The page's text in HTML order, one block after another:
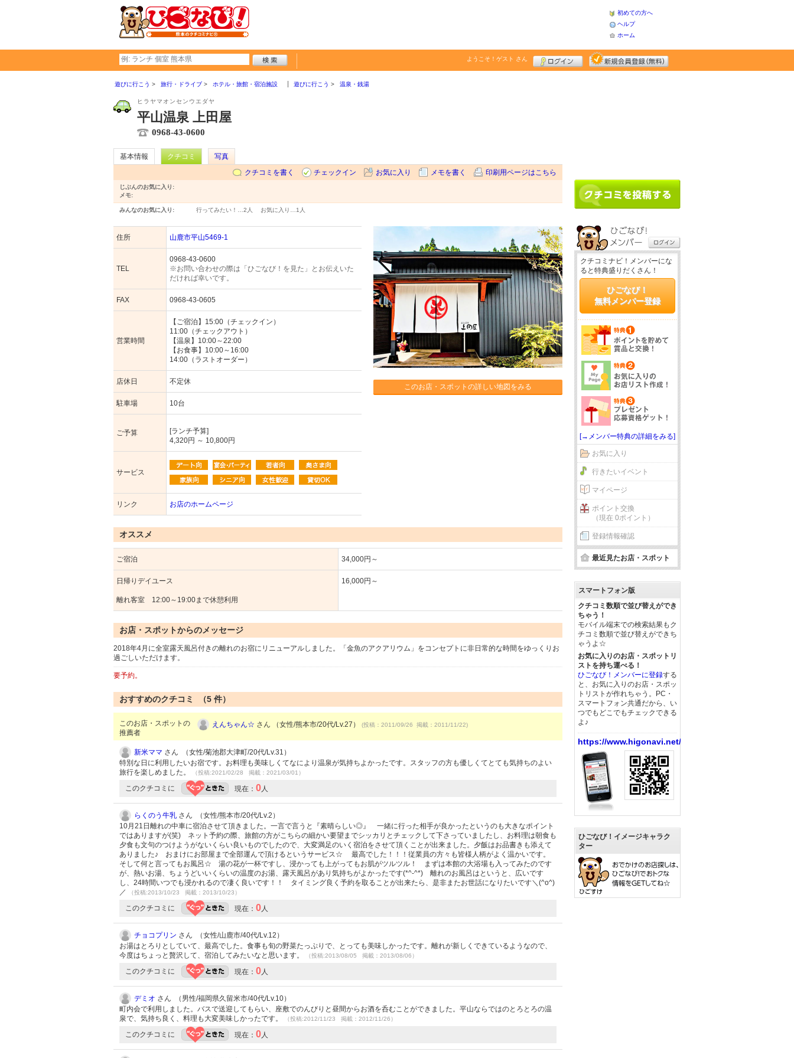
初めての方へ
ヘルプ
ホーム
ようこそ！ ゲスト さん
遊びに行こう 旅行・ドライブ ホテル・旅館・宿泊施設 遊びに行こう 温泉・銭湯
ヒラヤマオンセンウエダヤ
平山温泉 上田屋
0968-43-0600
基本情報 クチコミ
写真
クチコミを書く
チェックイン お気に入り メモを書く 印刷用ページはこちら
じぶんのお気に入り:
メモ:
みんなのお気に入り: 行ってみたい！… 2人 お気に入り… 1人
住所 山鹿市平山5469-1
TEL
0968-43-0600
※お問い合わせの際は「ひごなび！を見た」とお伝えいた
だければ幸いです。
FAX 0968-43-0605
営業時間
【ご宿泊】15:00（チェックイン）
11:00（チェックアウト）
【温泉】10:00～22:00
【お食事】10:00～16:00
14:00（ラストオーダー）
店休日 不定休
駐車場 10台
ご予算
[ランチ予算]
4,320円 ～ 10,800円
サービス
リンク お店のホームページ
このお店・スポットの詳しい地図をみる
オススメ
ご宿泊 34,000円～
日帰りデイユース
離れ客室 12:00～19:00まで休憩利用
16,000円～
お店・スポットからのメッセージ
2018年4月に全室露天風呂付きの離れのお宿にリニューアルしました。「金魚のアクアリウム」をコンセプトに非日常的な時間をゆっくりお
過ごしいただけます。
要予約。
おすすめのクチコミ （5 件）
このお店・スポットの
推薦者
えんちゃん☆ さん （女性/熊本市/20代/Lv.27） (投稿：2011/09/26 掲載：2011/11/22)
新米ママ さん （女性/菊池郡大津町/20代/Lv.31）
特別な日に利用したいお宿です。お料理も美味しくてなにより温泉が気持ちよかったです。スタッフの方も優しくてとても気持ちのよい
旅行を楽しめました。
（投稿:2021/02/28 掲載：2021/03/01）
このクチコミに 現在： 0人
らくのう牛乳 さん （女性/熊本市/20代/Lv.2）
10月21日離れの中車に宿泊させて頂きました。一言で言うと『素晴らしい◎』 一緒に行った相手が良かったというのも大きなポイント
ではありますが(笑) ネット予約の際、旅館の方がこちらの細かい要望までシッカリとチェックして下さっていましたし、お料理は朝食も
夕食も文句のつけようがないくらい良いものでしたので、大変満足のいく宿泊をさせて頂くことが出来ました。夕飯はお品書きも添えて
ありました♪ おまけにお部屋まで全部運んで頂けるというサービス☆ 最高でした！！！従業員の方々も皆様人柄がよく温かいです。
そして何と言ってもお風呂☆ 湯の花が一杯ですし、浸かっても上がってもお肌がツルツル！ まずは本館の大浴場も入ってみたのです
が、熱いお湯、ちょうどいいくらいの温度のお湯、露天風呂があり気持ちがよかったです(*^-^*) 離れのお風呂はというと、広いです
し、24時間いつでも浸かれるので凄く良いです！！ タイミング良く予約を取ることが出来たら、是非またお世話になりたいです＼(^o^)
／
（投稿:2013/10/23 掲載：2013/10/23）
このクチコミに 現在： 0人
チョコプリン さん （女性/山鹿市/40代/Lv.12）
お湯はとろりとしていて、最高でした。食事も旬の野菜たっぷりで、とっても美味しかったです。離れが新しくできているようなので、
今度はちょっと贅沢して、宿泊してみたいなと思います。
（投稿:2013/08/05 掲載：2013/08/06）
このクチコミに 現在： 0人
デミオ さん （男性/福岡県久留米市/40代/Lv.10）
町内会で利用しました。バスで送迎してもらい、座敷でのんびりと昼間からお酒を呑むことができました。平山ならではのとろとろの温
泉で、気持ち良く、料理も大変美味しかったです。
（投稿:2012/11/23 掲載：2012/11/26）
このクチコミに 現在： 0人
クチコミナビ！メンバーにな
ると特典盛りだくさん！
ひごなび！
無料メンバー登録
[→メンバー特典の詳細をみる]
お気に入り
行きたいイベント
マイページ
ポイント交換
（現在 0ポイント）
登録情報確認
最近見たお店・スポット
スマートフォン版
クチコミ数順で並び替えができ
ちゃう！
モバイル端末での検索結果もク
チコミ数順で並び替えができち
ゃうよ☆
お気に入りのお店・スポットリ
ストを持ち運べる！
ひごなび！メンバーに登録する
と、お気に入りのお店・スポッ
トリストが作れちゃう。PC・
スマートフォン共通だから、い
つでもどこでもチェックできる
よ♪
https://www.higonavi.net/
ひごなび！イメージキャラク
ター